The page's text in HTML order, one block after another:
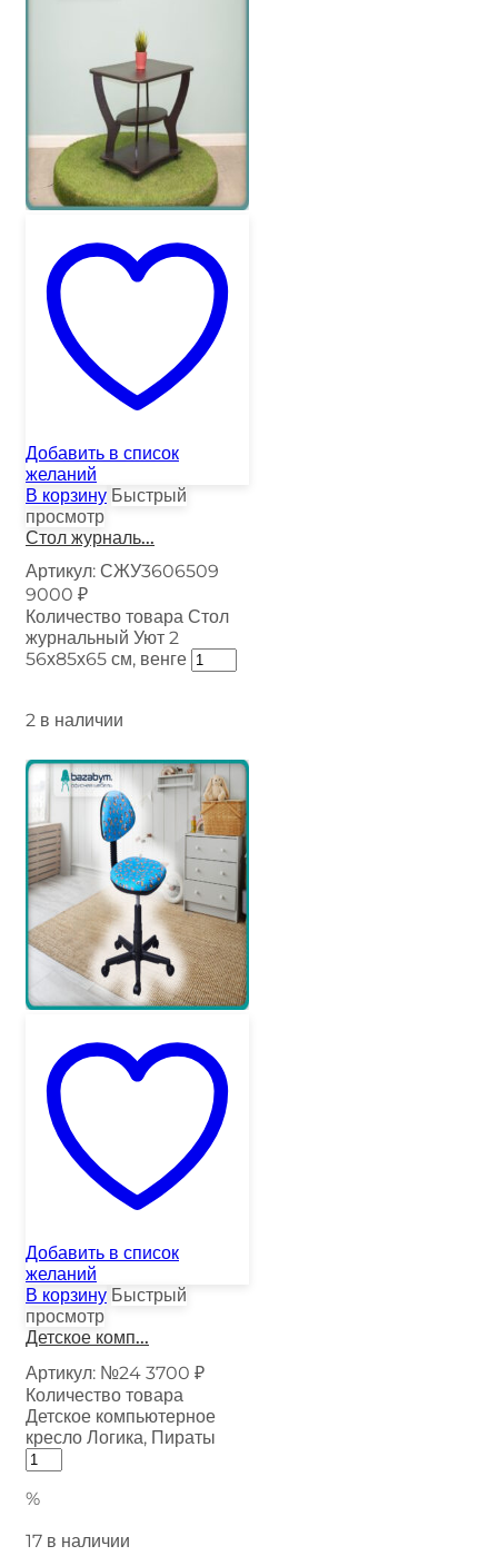
Добавить в список
желаний
В корзину Быстрый
просмотр
Стол журналь...
Артикул: СЖУ3606509
9000 ₽
Количество товара Стол
журнальный Уют 2
56х85х65 см, венге
2 в наличии
Добавить в список
желаний
В корзину Быстрый
просмотр
Детское комп...
Артикул: №24 3700 ₽
Количество товара
Детское компьютерное
кресло Логика, Пираты
%
17 в наличии